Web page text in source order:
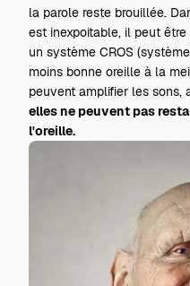
la parole reste brouillée.
est inexpoitable, il peut
un système CROS
moins bonne oreille à la
peuvent amplifier les sons,
elles ne peuvent pas
l'oreille.